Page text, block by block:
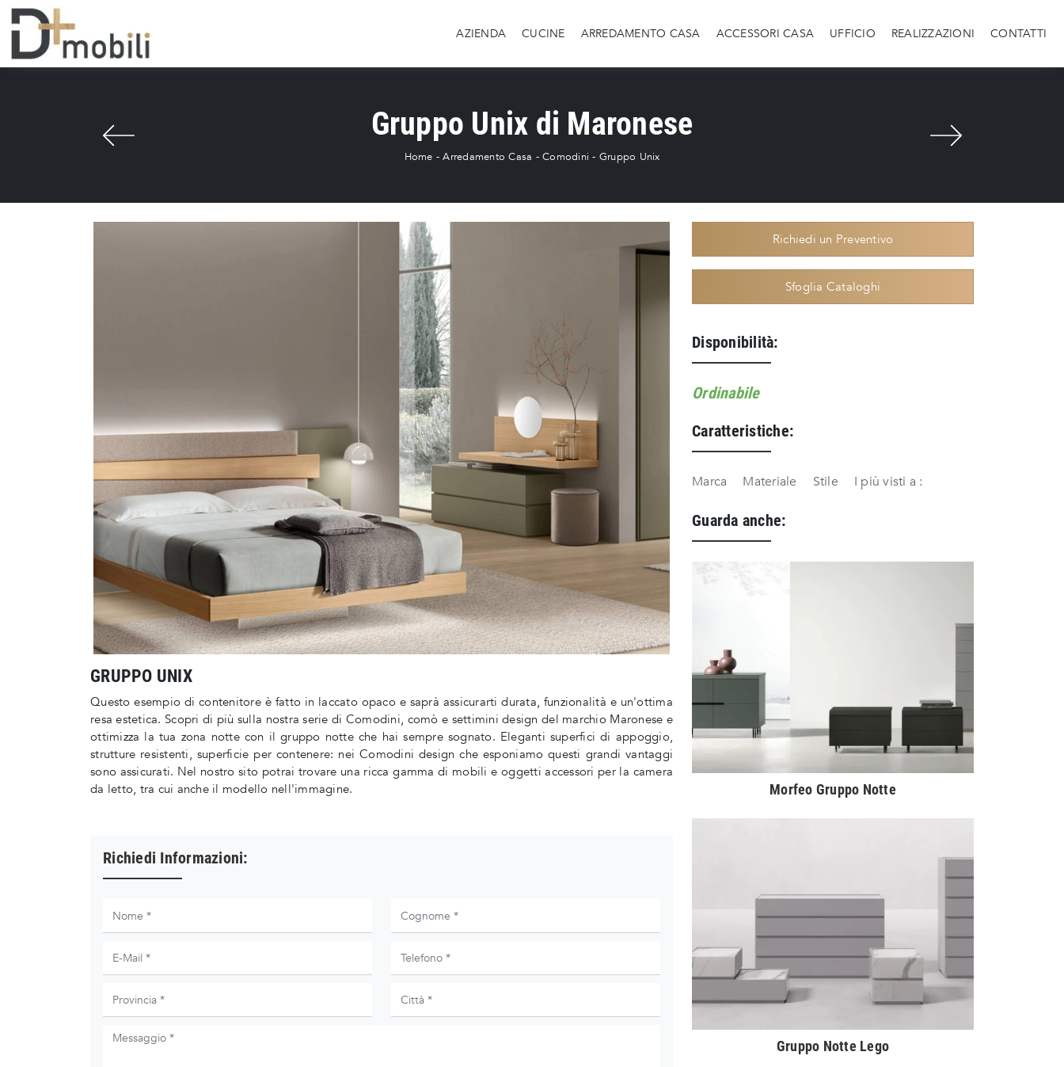
AZIENDA CUCINE ARREDAMENTO CASA ACCESSORI CASA UFFICIO REALIZZAZIONI CONTATTI
Gruppo Unix di Maronese
Home -Arredamento Casa - Comodini - Gruppo Unix
GRUPPO UNIX
Questo esempio di contenitore è fatto in laccato opaco e saprà assicurarti durata, funzionalità e un'ottima
resa estetica. Scopri di più sulla nostra serie di Comodini, comò e settimini design del marchio Maronese e
ottimizza la tua zona notte con il gruppo notte che hai sempre sognato. Eleganti superfici di appoggio,
strutture resistenti, superficie per contenere: nei Comodini design che esponiamo questi grandi vantaggi
sono assicurati. Nel nostro sito potrai trovare una ricca gamma di mobili e oggetti accessori per la camera
da letto, tra cui anche il modello nell'immagine.
Richiedi Informazioni:
Richiedi un Preventivo
Sfoglia Cataloghi
Disponibilità:
Ordinabile
Caratteristiche:
Marca Materiale Stile I più visti a :
Guarda anche:
Morfeo Gruppo Notte
Gruppo Notte Lego